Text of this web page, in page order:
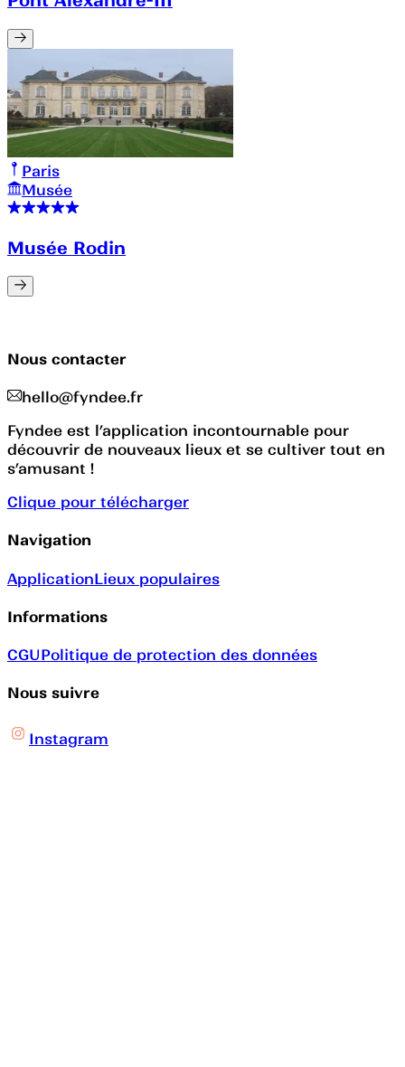
Paris
Musée
Musée Rodin
Nous contacter
hello@fyndee.fr
Fyndee est l’application incontournable pour
découvrir de nouveaux lieux et se cultiver tout en
s’amusant !
Clique pour télécharger
Navigation
ApplicationLieux populaires
Informations
CGUPolitique de protection des données
Nous suivre
Instagram